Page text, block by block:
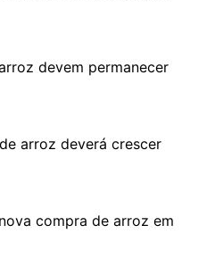
devem permanecer
arroz deverá crescer
compra de arroz em